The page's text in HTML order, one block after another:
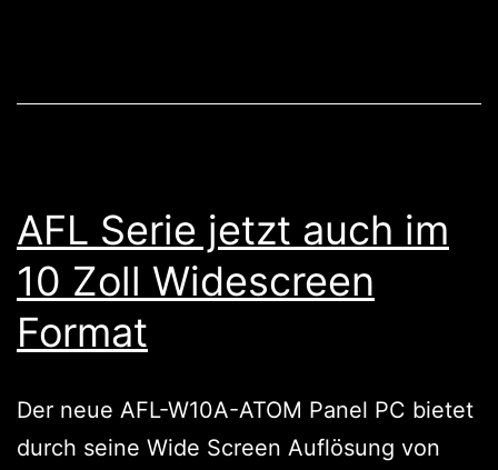
AFL Serie jetzt auch im
10 Zoll Widescreen
Format
Der neue AFL-W10A-ATOM Panel PC bietet
durch seine Wide Screen Auflösung von